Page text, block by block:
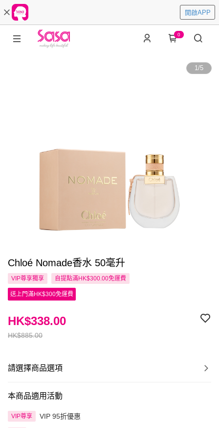
開啟APP
0
1/5
Chloé Nomade香水 50毫升
VIP尊享獨享 自提點滿HK$300.00免運費
送上門滿HK$300免運費
HK$885.00
HK$338.00
請選擇商品選項
本商品適用活動
VIP尊享 VIP 95折優惠